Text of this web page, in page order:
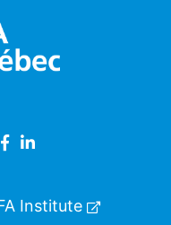
Institute